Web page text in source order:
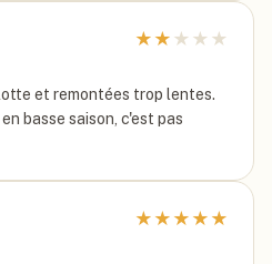
★ ★ ★ ★ ★
et remontées trop lentes.
basse saison, c'est pas
★ ★ ★ ★ ★